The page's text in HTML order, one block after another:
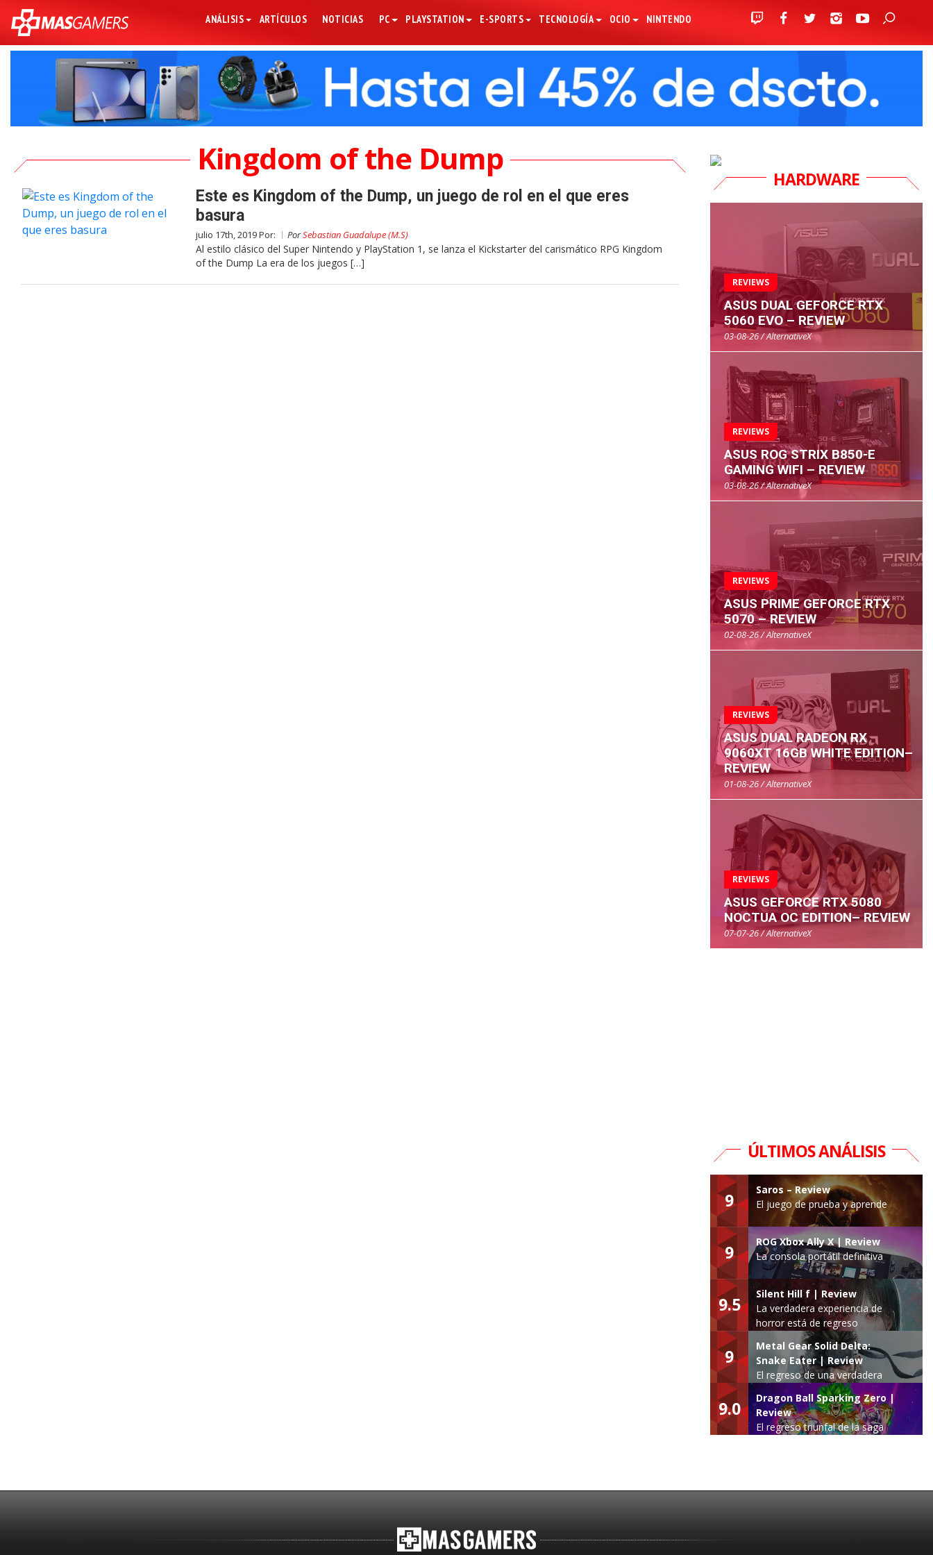
ANÁLISIS ARTÍCULOS NOTICIAS PC PLAYSTATION E-SPORTS TECNOLOGÍA OCIO NINTENDO
Kingdom of the Dump
Este es Kingdom of the Dump, un juego de rol en el que eres
basura
julio 17th, 2019 Por: PorSebastian Guadalupe (M.S)
Al estilo clásico del Super Nintendo y PlayStation 1, se lanza el Kickstarter del carismático RPG Kingdom
of the Dump La era de los juegos […]
HARDWARE
REVIEWS
ASUS DUAL GEFORCE RTX
5060 EVO – REVIEW
03-08-26 / AlternativeX
REVIEWS
ASUS ROG STRIX B850-E
GAMING WIFI – REVIEW
03-08-26 / AlternativeX
REVIEWS
ASUS PRIME GEFORCE RTX
5070 – REVIEW
02-08-26 / AlternativeX
REVIEWS
ASUS DUAL RADEON RX
9060XT 16GB WHITE EDITION–
REVIEW
01-08-26 / AlternativeX
REVIEWS
ASUS GEFORCE RTX 5080
NOCTUA OC EDITION– REVIEW
07-07-26 / AlternativeX
ÚLTIMOS ANÁLISIS
9
Saros – Review
El juego de prueba y aprende
9
ROG Xbox Ally X | Review
La consola portátil definitiva
9.5
Silent Hill f | Review
La verdadera experiencia de
horror está de regreso
9
Metal Gear Solid Delta:
Snake Eater | Review
El regreso de una verdadera
leyenda
9.0
Dragon Ball Sparking Zero |
Review
El regreso triunfal de la saga